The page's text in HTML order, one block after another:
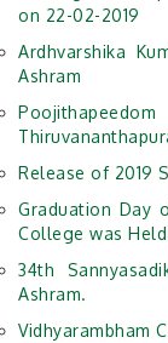
on 22-02-2019
Ardhvarshika
Ashram
Release of 2019
Graduation Day
College was Held
34th
Ashram.
Vidhyarambham